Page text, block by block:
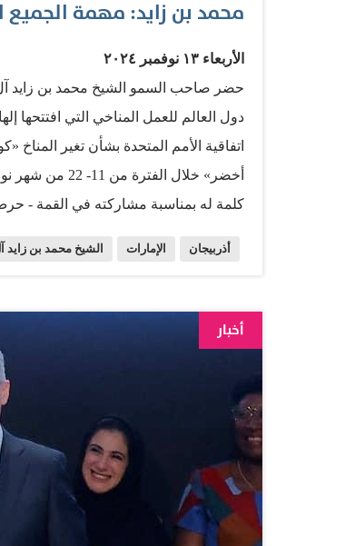
محمد بن زايد: مهمة الجميع
الأربعاء ١٣ نوفمبر ٢٠٢٤
حضر صاحب السمو الشيخ محمد بن زايد آل
دول العالم للعمل المناخي التي
أخضر» خلال
كلمة له بمناسبة مشاركته في القمة -
عالمية لتقييم التقدم في تنفيذ أهداف
العمل المناخي يتيح إطلاق مرحلة جديدة
والنظر إلى العمل المناخي بكونه فرصة
الناتج عن «كوب 28» أكد الإرادة العالمية الجماعية لتحقيق انتقال منظم ومسؤول…
أذربيجان الإمارات الشيخ محمد بن زايد
أخبار